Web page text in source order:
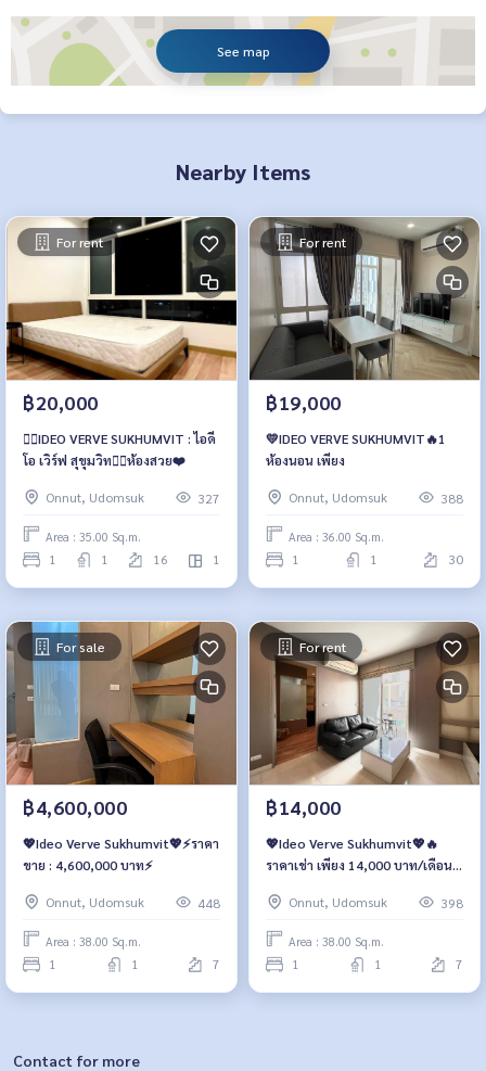
See map
Nearby Items
For rent
฿20,000
❤️‍🔥IDEO VERVE SUKHUMVIT : ไอดี
โอ เวิร์ฟ สุขุมวิท❤️‍🔥ห้องสวย❤️
Onnut, Udomsuk 327
Area : 35.00 Sq.m.
1 1 16 1
For rent
฿19,000
💛IDEO VERVE SUKHUMVIT🔥1
ห้องนอน เพียง
Onnut, Udomsuk 388
Area : 36.00 Sq.m.
1 1 30
For sale
฿4,600,000
💖Ideo Verve Sukhumvit💖⚡️ราคา
ขาย : 4,600,000 บาท⚡️
Onnut, Udomsuk 448
Area : 38.00 Sq.m.
1 1 7
For rent
฿14,000
💖Ideo Verve Sukhumvit💖🔥
ราคาเช่า เพียง 14,000 บาท/เดือน
Onnut, Udomsuk
398
Area : 38.00 Sq.m.
1 1 7
Contact for more